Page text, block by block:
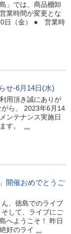
」では、商品棚卸
業時間が変更とな
日（金） ● 営業時
せ-6月14日(水)
用頂き誠にありが
ら、 2023年6月14
ンテナンス実施日
す。
開催おめでとうご
、徳島でのライブ
して、ライブにご
へようこそ！ 昨日
好のライ